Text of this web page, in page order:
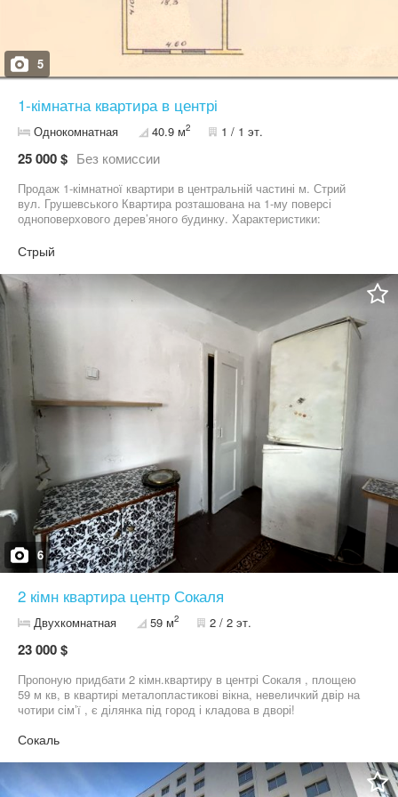
5
1-кімнатна квартира в центрі
Однокомнатная 40.9 м2 1 / 1 эт.
25 000 $ Без комиссии
Продаж 1-кімнатної квартири в центральній частині м. Стрий
вул. Грушевського Квартира розташована на 1-му поверсі
одноповерхового дерев’яного будинку. Характеристики:
м² Кухня: 15,0 м² Опалення: пічне Переваги: центральна локація
зручне планування з просторою кухнею розвинена
інфраструктура Інфраструктура: Поруч дитячий садок, школа,
продуктовий супермаркет АТБ, зупинки громадського
транспорту та все необхідне для комфортного проживання.
Деталі та огляд квартири — за телефоном.
Стрый
6
2 кімн квартира центр Сокаля
Двухкомнатная 59 м2 2 / 2 эт.
23 000 $
Пропоную придбати 2 кімн.квартиру в центрі Сокаля , площею
59 м кв, в квартирі металопластикові вікна, невеличкий двір на
чотири сімʼї , є ділянка під город і кладова в дворі!
Сокаль